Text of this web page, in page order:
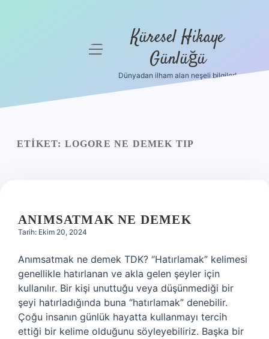
menüyü
Küresel Hikaye
Günlüğü
Dünyadan ilham alan neşeli bilgiler!
ETIKET: LOGORE NE DEMEK TIP
ANIMSATMAK NE DEMEK
Tarih: Ekim 20, 2024
Anımsatmak ne demek TDK? “Hatırlamak” kelimesi
genellikle hatırlanan ve akla gelen şeyler için
kullanılır. Bir kişi unuttuğu veya düşünmediği bir
şeyi hatırladığında buna “hatırlamak” denebilir.
Çoğu insanın günlük hayatta kullanmayı tercih
ettiği bir kelime olduğunu söyleyebiliriz. Başka bir